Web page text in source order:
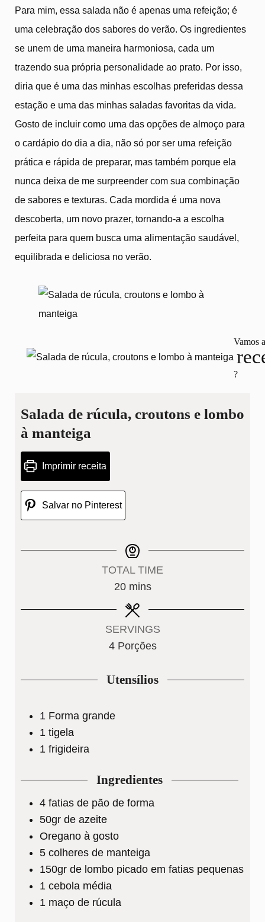
Para mim, essa salada não é apenas uma refeição; é
uma celebração dos sabores do verão. Os ingredientes
se unem de uma maneira harmoniosa, cada um
trazendo sua própria personalidade ao prato. Por isso,
diria que é uma das minhas escolhas preferidas dessa
estação e uma das minhas saladas favoritas da vida.
Gosto de incluir como uma das opções de almoço para
o cardápio do dia a dia, não só por ser uma refeição
prática e rápida de preparar, mas também porque ela
nunca deixa de me surpreender com sua combinação
de sabores e texturas. Cada mordida é uma nova
descoberta, um novo prazer, tornando-a a escolha
perfeita para quem busca uma alimentação saudável,
equilibrada e deliciosa no verão.
Vamos a
?
Salada de rúcula, croutons e lombo
à manteiga
Imprimir receita
Salvar no Pinterest
TOTAL TIME
20minutes
mins
SERVINGS
4 Porções
Utensílios
1 Forma grande
1 tigela
1 frigideira
Ingredientes
4 fatias de pão de forma
50gr de azeite
Oregano à gosto
5 colheres de manteiga
150gr de lombo picado em fatias pequenas
1 cebola média
1 maço de rúcula